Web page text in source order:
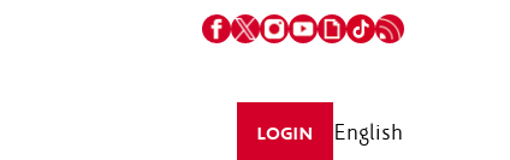
LOGIN English